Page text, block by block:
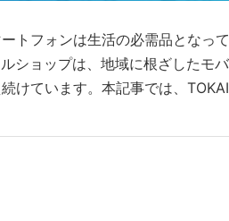
トフォンは生活の必需品となっ
ショップは、地域に根ざしたモ
けています。本記事では、